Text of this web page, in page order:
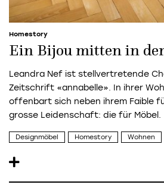
Homestory
Ein Bijou mitten in
Leandra Nef ist stellvertretende
Zeitschrift «annabelle». In ihrer
offenbart sich neben ihrem Faible
grosse Leidenschaft: die für Möbel.
Designmöbel Homestory Wohnen